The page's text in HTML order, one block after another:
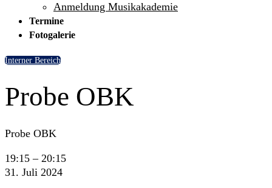
Anmeldung Musikakademie
Termine
Fotogalerie
Interner Bereich
Probe OBK
Probe OBK
19:15 – 20:15
31. Juli 2024